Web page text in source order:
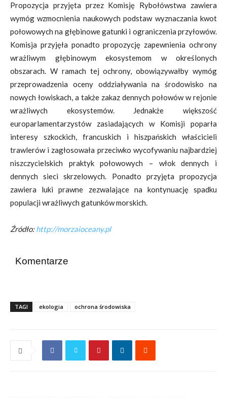
Propozycja przyjęta przez Komisję Rybołówstwa zawiera
wymóg wzmocnienia naukowych podstaw wyznaczania kwot
połowowych na głębinowe gatunki i ograniczenia przyłowów.
Komisja przyjęła ponadto propozycję zapewnienia ochrony
wrażliwym głębinowym ekosystemom w określonych
obszarach. W ramach tej ochrony, obowiązywałby wymóg
przeprowadzenia oceny oddziaływania na środowisko na
nowych łowiskach, a także zakaz dennych połowów w rejonie
wrażliwych ekosystemów. Jednakże większość
europarlamentarzystów zasiadających w Komisji poparła
interesy szkockich, francuskich i hiszpańskich właścicieli
trawlerów i zagłosowała przeciwko wycofywaniu najbardziej
niszczycielskich praktyk połowowych – włok dennych i
dennych sieci skrzelowych. Ponadto przyjęta propozycja
zawiera luki prawne zezwalające na kontynuację spadku
populacji wrażliwych gatunków morskich.
Źródło:http://morzaioceany.pl
Komentarze
TAGI ekologia ochrona środowiska